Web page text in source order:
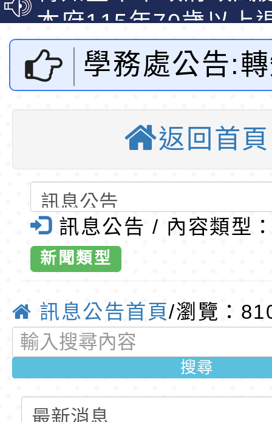
說明影片
光城市手牽手，綠能
走」動畫影片
本府115年70歲以上
員健康講座「吃得安
心」，請退休同仁踴
清華光罩教學專業論
動時代中的好老師：
教師韌性
轉環境部「淨零綠領
程」
轉農業部桃園區農業
「115年食農教育專
訓練課程」，歡迎已
育專業人員資格者報
錄取公告-桃園市桃
民小學115學年度「
理人員」甄選
東門國小115學年度
梯特教代課教師甄選
公告(尚有缺額)
錄取公告-桃園市桃
民小學115學年度「
班教師助理員」甄選
東門國小115學年度
梯特教代理教師甄選
特殊教育學生及幼兒
說明影片
光城市手牽手，綠能
走」動畫影片
本府115年70歲以上
員健康講座「吃得安
心」，請退休同仁踴
清華光罩教學專業論
動時代中的好老師：
教師韌性
轉環境部「淨零綠領
程」
轉農業部桃園區農業
學務處公告:
法人靖娟兒
教基金會辦
及防墜安全
研習」-桃園
育
返回首頁
訊息公告 / 內容類型
新聞類型
訊息公告首頁/瀏覽：
搜尋